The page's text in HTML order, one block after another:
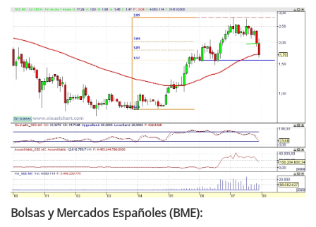
Bolsas y Mercados Españoles (BME):